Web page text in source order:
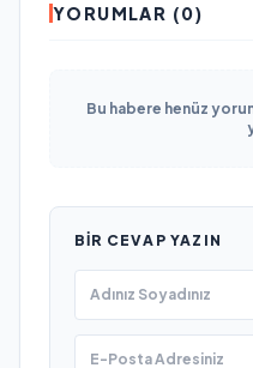
YORUMLAR (0)
Bu habere henüz
BIR CEVAP YAZIN